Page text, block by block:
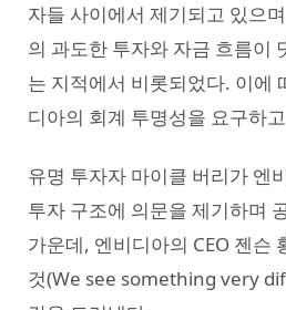
자들 사이에서 제기되고 있으
의 과도한 투자와 자금 흐름이
는 지적에서 비롯되었다. 이에
디아의 회계 투명성을 요구하
유명 투자자 마이클 버리가 엔
투자 구조에 의문을 제기하며
가운데, 엔비디아의 CEO 젠슨
것(We see something very